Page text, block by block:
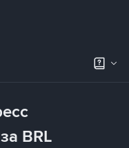
BRL